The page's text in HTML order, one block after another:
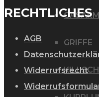
GRIFFE
RECHTLICHES
AGB
Widerrufsrecht